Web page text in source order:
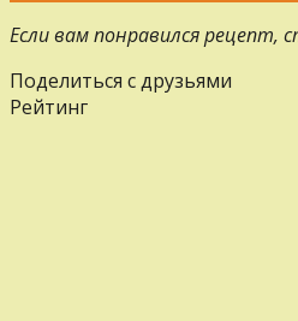
Если вам понравился рецепт,
Поделиться с друзьями
Рейтинг